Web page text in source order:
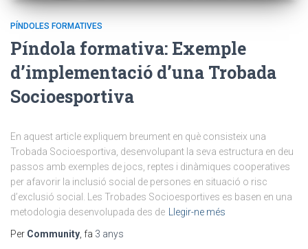
PÍNDOLES FORMATIVES
Píndola formativa: Exemple
d’implementació d’una Trobada
Socioesportiva
En aquest article expliquem breument en què consisteix una
Trobada Socioesportiva, desenvolupant la seva estructura en deu
passos amb exemples de jocs, reptes i dinàmiques cooperatives
per afavorir la inclusió social de persones en situació o risc
d’exclusió social. Les Trobades Socioesportives es basen en una
metodologia desenvolupada des de
Llegir-ne més
Per Community , fa 3 anys